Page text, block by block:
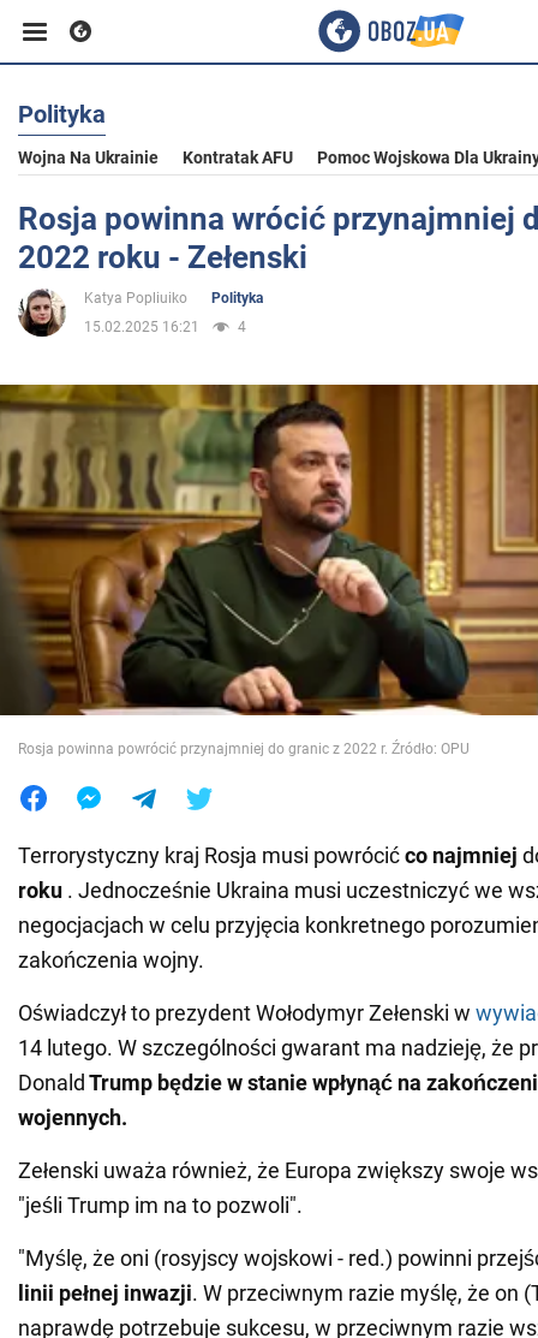
Biznes
Sport
Rozrywka
Społeczeństwo
Wojna na Ukrainie
Świat
Jedzenie
Polityka
Wojna Na Ukrainie Kontratak AFU Pomoc Wojskowa Dla
Rosja powinna wrócić przynajmniej
2022 roku - Zełenski
Katya Popliuiko
Polityka
15.02.2025 16:21
4
Rosja powinna powrócić przynajmniej do granic z 2022 r. Źródło: OPU
Terrorystyczny kraj Rosja musi powrócićco najmniej
roku . Jednocześnie Ukraina musi uczestniczyć we
negocjacjach w celu przyjęcia konkretnego
zakończenia wojny.
Oświadczył to prezydent Wołodymyr Zełenski w
14 lutego. W szczególności gwarant ma nadzieję, że
Donald Trump będzie w stanie wpłynąć na
wojennych.
Zełenski uważa również, że Europa zwiększy swoje
"jeśli Trump im na to pozwoli".
"Myślę, że oni (rosyjscy wojskowi - red.) powinni
linii pełnej inwazji. W przeciwnym razie myślę, że on
naprawdę potrzebuje sukcesu, w przeciwnym razie